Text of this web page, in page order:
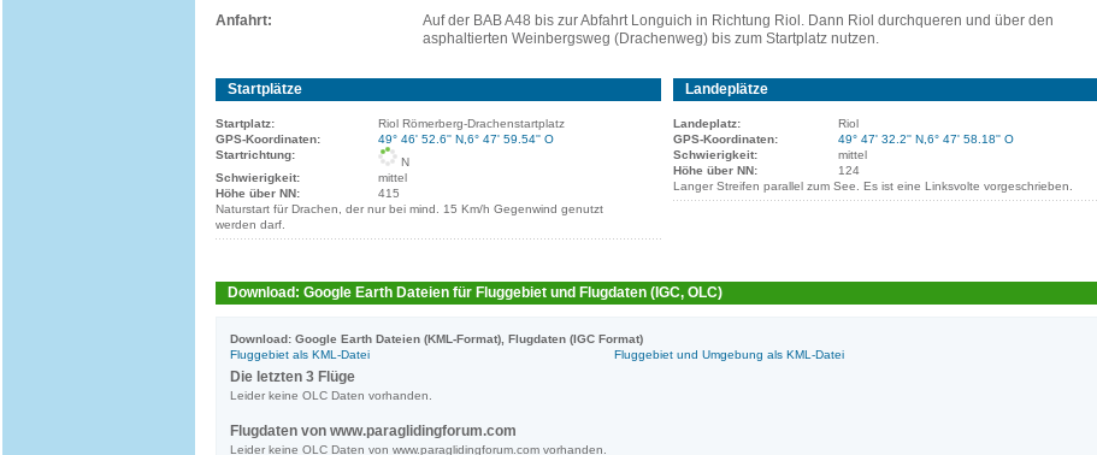
Anfahrt:
Auf der BAB A48 bis zur Abfahrt Longuich in Richtung Riol. Dann Riol durchqueren und über den
asphaltierten Weinbergsweg (Drachenweg) bis zum Startplatz nutzen.
Startplätze
Startplatz:
Riol Römerberg-Drachenstartplatz
GPS-Koordinaten:
49° 46' 52.6'' N,6° 47' 59.54'' O
Startrichtung:
N
Schwierigkeit:
mittel
Höhe über NN:
415
Naturstart für Drachen, der nur bei mind. 15 Km/h Gegenwind genutzt
werden darf.
Landeplätze
Landeplatz:
Riol
GPS-Koordinaten:
49° 47' 32.2'' N,6° 47' 58.18'' O
Schwierigkeit:
mittel
Höhe über NN:
124
Langer Streifen parallel zum See. Es ist eine Linksvolte vorgeschrieben.
Download: Google Earth Dateien für Fluggebiet und Flugdaten (IGC, OLC)
Download: Google Earth Dateien (KML-Format), Flugdaten (IGC Format)
Fluggebiet als KML-Datei
Fluggebiet und Umgebung als KML-Datei
Die letzten 3 Flüge
Leider keine OLC Daten vorhanden.
Flugdaten von www.paraglidingforum.com
Leider keine OLC Daten von www.paraglidingforum.com vorhanden.